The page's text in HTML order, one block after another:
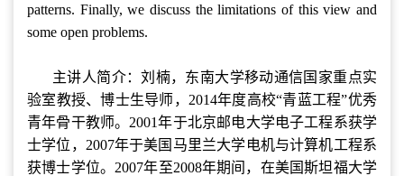
patterns. Finally, we discuss the limitations of this view and
some open problems.
主讲人简介：刘楠，东南大学移动通信国家重点实
验室教授、博士生导师，2014年度高校“青蓝工程”优秀
青年骨干教师。2001年于北京邮电大学电子工程系获学
士学位，2007年于美国马里兰大学电机与计算机工程系
获博士学位。2007年至2008年期间，在美国斯坦福大学